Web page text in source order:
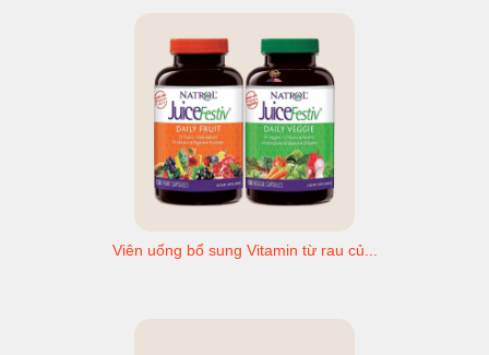
Viên uống bổ sung Vitamin từ rau củ...